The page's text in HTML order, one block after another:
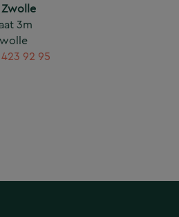
3m
92 95